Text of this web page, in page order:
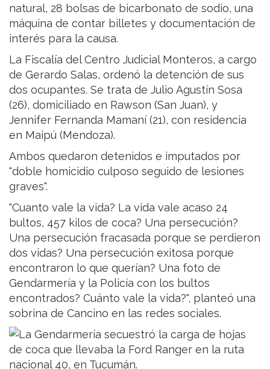
natural, 28 bolsas de bicarbonato de sodio, una
máquina de contar billetes y documentación de
interés para la causa.
La Fiscalía del Centro Judicial Monteros, a cargo
de Gerardo Salas, ordenó la detención de sus
dos ocupantes. Se trata de Julio Agustín Sosa
(26), domiciliado en Rawson (San Juan), y
Jennifer Fernanda Mamaní (21), con residencia
en Maipú (Mendoza).
Ambos quedaron detenidos e imputados por
"doble homicidio culposo seguido de lesiones
graves".
"Cuanto vale la vida? La vida vale acaso 24
bultos, 457 kilos de coca? Una persecución?
Una persecución fracasada porque se perdieron
dos vidas? Una persecución exitosa porque
encontraron lo que querían? Una foto de
Gendarmería y la Policía con los bultos
encontrados? Cuánto vale la vida?", planteó una
sobrina de Cancino en las redes sociales.